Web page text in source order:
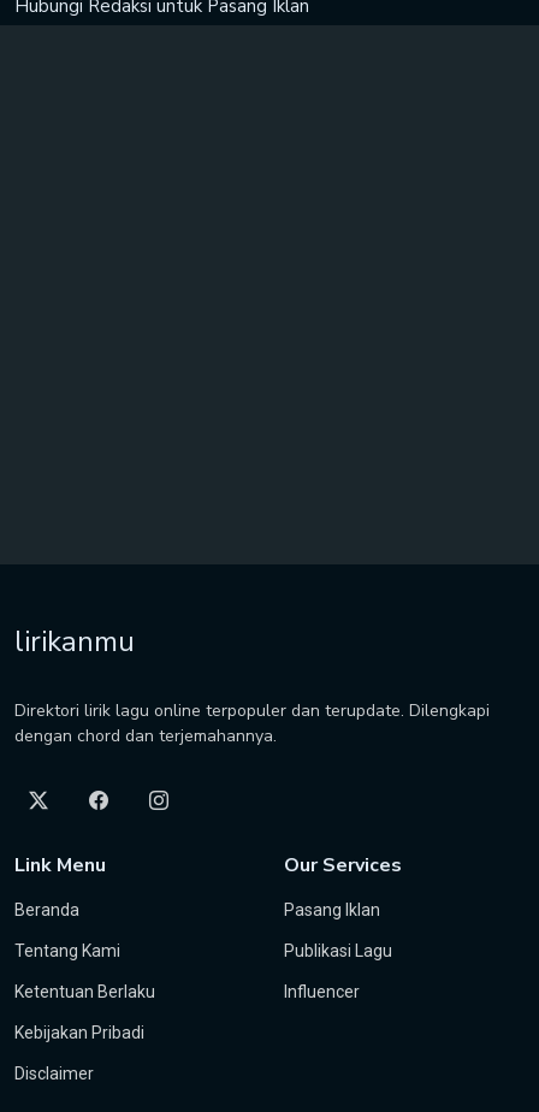
Hubungi Redaksi untuk Pasang Iklan
lirikanmu
Direktori lirik lagu online terpopuler dan terupdate. Dilengkapi
dengan chord dan terjemahannya.
Link Menu
Beranda
Tentang Kami
Ketentuan Berlaku
Kebijakan Pribadi
Disclaimer
Our Services
Pasang Iklan
Publikasi Lagu
Influencer